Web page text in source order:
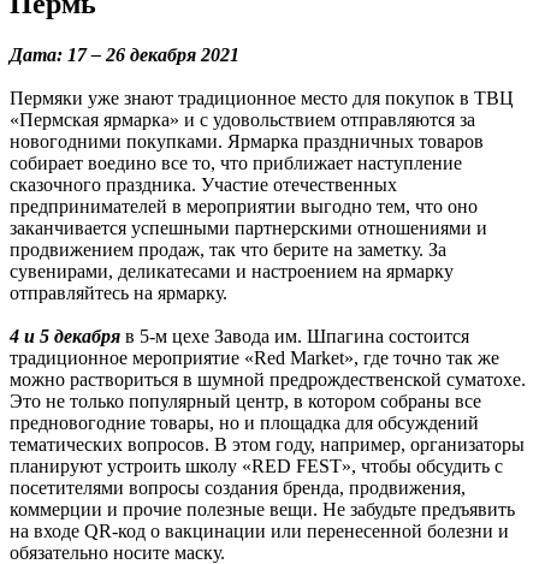
Дата: 17 – 26 декабря 2021
Пермяки уже знают традиционное место для покупок в ТВЦ
«Пермская ярмарка» и с удовольствием отправляются за
новогодними покупками. Ярмарка праздничных товаров
собирает воедино все то, что приближает наступление
сказочного праздника. Участие отечественных
предпринимателей в мероприятии выгодно тем, что оно
заканчивается успешными партнерскими отношениями и
продвижением продаж, так что берите на заметку. За
сувенирами, деликатесами и настроением на ярмарку
отправляйтесь на ярмарку.
4 и 5 декабря в 5-м цехе Завода им. Шпагина состоится
традиционное мероприятие «Red Market», где точно так же
можно раствориться в шумной предрождественской суматохе.
Это не только популярный центр, в котором собраны все
предновогодние товары, но и площадка для обсуждений
тематических вопросов. В этом году, например, организаторы
планируют устроить школу «RED FEST», чтобы обсудить с
посетителями вопросы создания бренда, продвижения,
коммерции и прочие полезные вещи. Не забудьте предъявить
на входе QR-код о вакцинации или перенесенной болезни и
обязательно носите маску.